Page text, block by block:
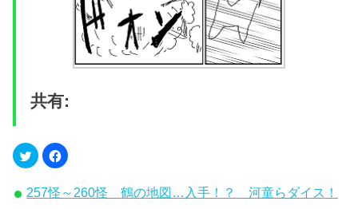
共有:
257怪～260怪 鶴の地図…入手！？ 河童らダイス！